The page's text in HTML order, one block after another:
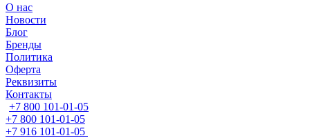
О нас
Новости
Блог
Бренды
Политика
Оферта
Реквизиты
Контакты
+7 800 101-01-05
+7 800 101-01-05
+7 916 101-01-05